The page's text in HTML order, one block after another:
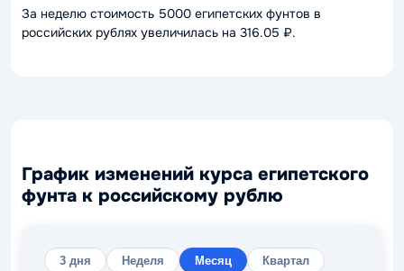
За неделю стоимость 5000 египетских фунтов в
российских рублях увеличилась на 316.05 ₽.
График изменений курса египетского
фунта к российскому рублю
3 дня Неделя Месяц
Квартал